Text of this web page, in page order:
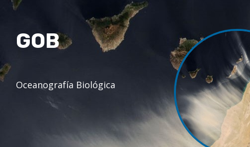
GOB
Oceanografía Biológica